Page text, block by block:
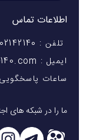
اطلاعات تماس
تلفن : 02142140
ایمیل : support@mobile140.com
ساعات پاسخگویی
ما را در شبکه های